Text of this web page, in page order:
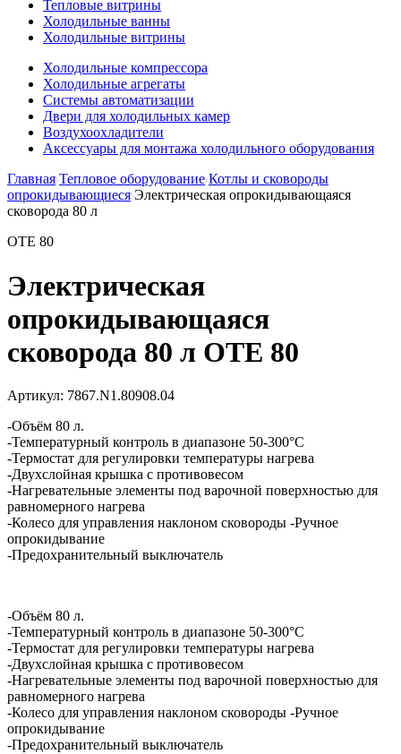
Тепловые витрины
Холодильные ванны
Холодильные витрины
Холодильные компрессора
Холодильные агрегаты
Системы автоматизации
Двери для холодильных камер
Воздухоохладители
Аксессуары для монтажа холодильного оборудования
Главная Тепловое оборудование Котлы и сковороды
опрокидывающиеся Электрическая опрокидывающаяся
сковорода 80 л
OTE 80
Электрическая
опрокидывающаяся
сковорода 80 л OTE 80
Артикул: 7867.N1.80908.04
-Объём 80 л.
-Температурный контроль в диапазоне 50-300°C
-Термостат для регулировки температуры нагрева
-Двухслойная крышка с противовесом
-Нагревательные элементы под варочной поверхностью для
равномерного нагрева
-Колесо для управления наклоном сковороды -Ручное
опрокидывание
-Предохранительный выключатель
-Объём 80 л.
-Температурный контроль в диапазоне 50-300°C
-Термостат для регулировки температуры нагрева
-Двухслойная крышка с противовесом
-Нагревательные элементы под варочной поверхностью для
равномерного нагрева
-Колесо для управления наклоном сковороды -Ручное
опрокидывание
-Предохранительный выключатель